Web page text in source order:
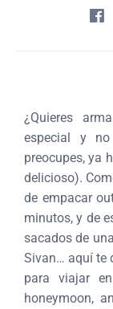
¿Quieres
especial y
preocupes, ya
delicioso).
de empacar
minutos, y de
sacados de
Sivan… aquí te
para viajar
honeymoon,